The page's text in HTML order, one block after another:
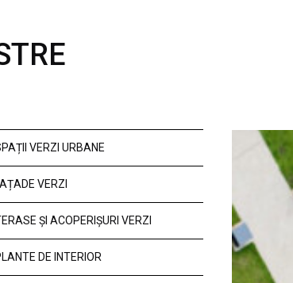
VERZI URBANE
VERZI
ȘI ACOPERIȘURI VERZI
DE INTERIOR